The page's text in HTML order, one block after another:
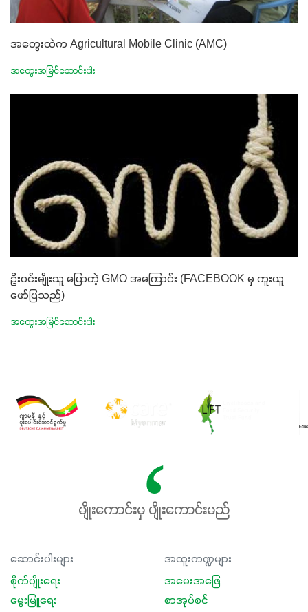
အတွေးထဲက Agricultural Mobile Clinic (AMC)
အတွေးအမြင်ဆောင်းပါး
ဦးဝင်းမျိုးသူ ပြောတဲ့ GMO အကြောင်း (FACEBOOK မှ ကူးယူ
ဖော်ပြသည်)
အတွေးအမြင်ဆောင်းပါး
မျိုးကောင်းမှ ပျိုးကောင်းမည်
ဆောင်းပါးများ
စိုက်ပျိုးရေး
မွေးမြူရေး
အထူးကဏ္ဍများ
အမေးအဖြေ
စာအုပ်စင်